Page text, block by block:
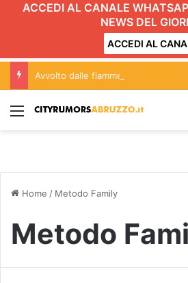
ACCEDI AL CANALE
NEWS DEL
ACCEDI AL
Avvolto dalle fiamme mentre
Menu
Home / Metodo Family
Metodo